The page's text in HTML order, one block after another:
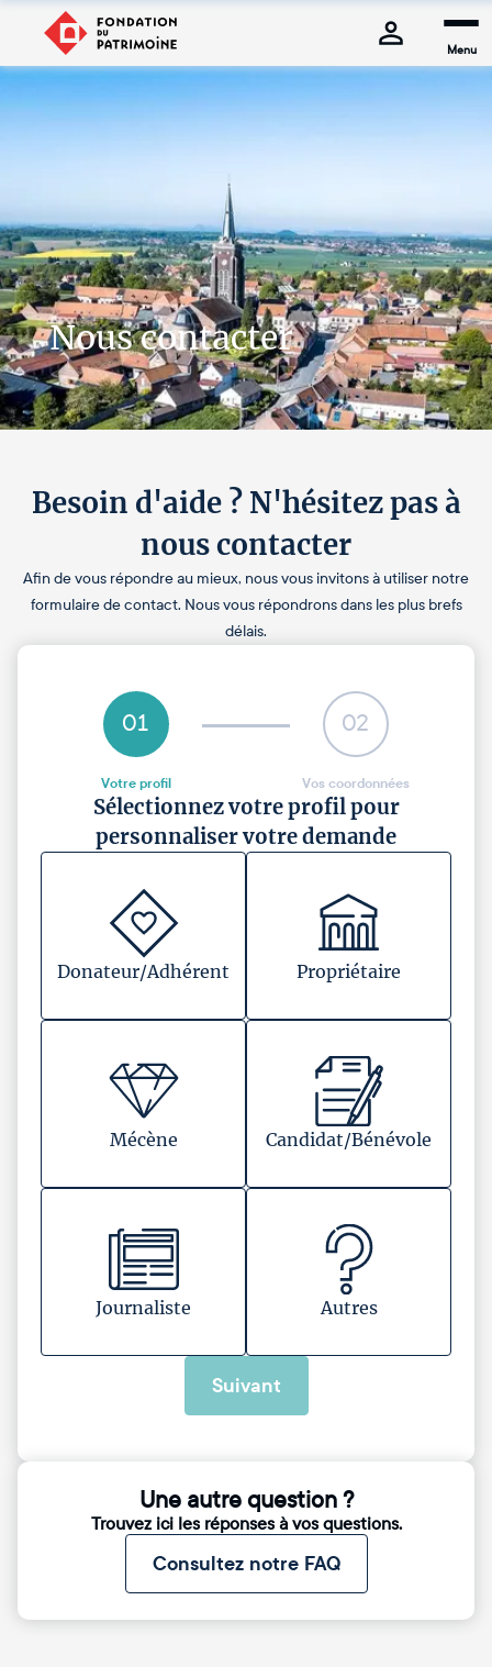
Menu
Nous contacter
Besoin d'aide ? N'hésitez pas à
nous contacter
Afin de vous répondre au mieux, nous vous invitons à utiliser notre
formulaire de contact. Nous vous répondrons dans les plus brefs
délais.
01
Votre profil
02
Vos coordonnées
Sélectionnez votre profil pour
personnaliser votre demande
Donateur/Adhérent Propriétaire
Mécène Candidat/Bénévole
Journaliste Autres
Suivant
Une autre question ?
Trouvez ici les réponses à vos questions.
Consultez notre FAQ